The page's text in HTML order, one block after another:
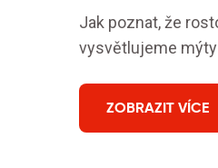
Jak poznat, že
vysvětlujeme
ZOBRAZIT VÍCE